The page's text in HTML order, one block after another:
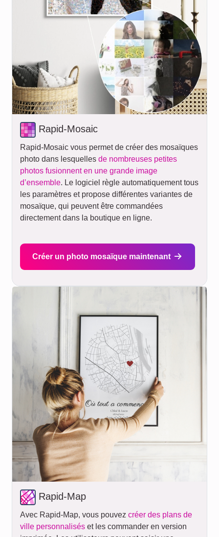
Rapid-Mosaic
Rapid-Mosaic vous permet de créer des mosaïques
photo dans lesquelles de nombreuses petites
photos fusionnent en une grande image
d’ensemble. Le logiciel règle automatiquement tous
les paramètres et propose différentes variantes de
mosaïque, qui peuvent être commandées
directement dans la boutique en ligne.
Créer un photo mosaïque maintenant
Rapid-Map
Avec Rapid-Map, vous pouvez créer des plans de
ville personnalisés et les commander en version